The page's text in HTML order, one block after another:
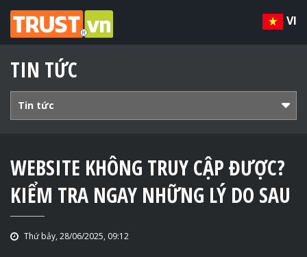
VI
TIN TỨC
Tin tức
WEBSITE KHÔNG TRUY CẬP ĐƯỢC?
KIỂM TRA NGAY NHỮNG LÝ DO SAU
Thứ bảy, 28/06/2025, 09:12